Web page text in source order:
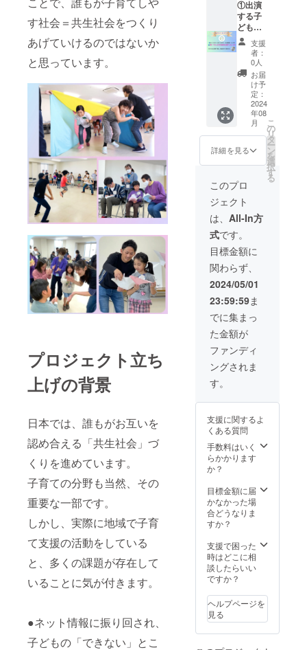
す社会＝共生社会をつくり
あげていけるのではないか
と思っています。
プロジェクト立ち
上げの背景
日本では、誰もがお互いを
認め合える「共生社会」づ
くりを進めています。
子育ての分野も当然、その
重要な一部です。
しかし、実際に地域で子育
て支援の活動をしている
と、多くの課題が存在して
いることに気が付きます。
●ネット情報に振り回され、
子どもの「できない」とこ
つの
らーめ
んやさ
ん」絵
本 （ま
んまる
音楽劇
のロゴ
作者）
⑤まん
まる音
楽劇ロ
ゴ入り
タオル
ハンカ
チ ⑥ま
んまる
音楽劇
SNS、
公演パ
ンフ
レッ
ト、ご
紹介動
画にて
企業様
名・ロ
ゴ掲載
（ロゴ
がない
場合
は、お
名前の
み掲
時、備
掲載希
望の企
業様名
をご記
入くだ
︎︎・ロゴ
データ
の受け
渡しに
は、お
申込み
後に
メール
ご連絡
をさせ
ていた
だきま
①出演
する子
どもた
ちから
のお礼
メッ
セージ
カード
②まん
まる音
楽劇ロ
ゴシー
ル ➂ま
んまる
音楽劇
ロゴポ
スト
カード
④黒岩
まゆ作
「ひみ
つの
らーめ
んやさ
ん」絵
本 （ま
んまる
音楽劇
のロゴ
作者）
⑤まん
まる音
楽劇ロ
ゴ入り
チ ⑥ま
音楽劇
SNS、
公演パ
ンフ
レッ
紹介動
画にて
企業様
名・ロ
（ロゴ
がない
場合
は、お
み掲
載） ︎︎・
支援
時、備
支援
者：
0人
お届
け予
定：
2024
年08
月
詳細を見る
こ
の
リ
タ
ー
ン
を
選
択
す
る
このプロ
ジェクト
は、 All-In方
式です。
目標金額に
関わらず、
2024/05/01
23:59:59ま
でに集まっ
た金額が
ファンディ
ングされま
す。
支援に関するよ
くある質問
手数料はいく
らかかります
か？
目標金額に届
かなかった場
合どうなりま
すか？
支援で困った
時はどこに相
談したらいい
ですか？
ヘルプページを
見る